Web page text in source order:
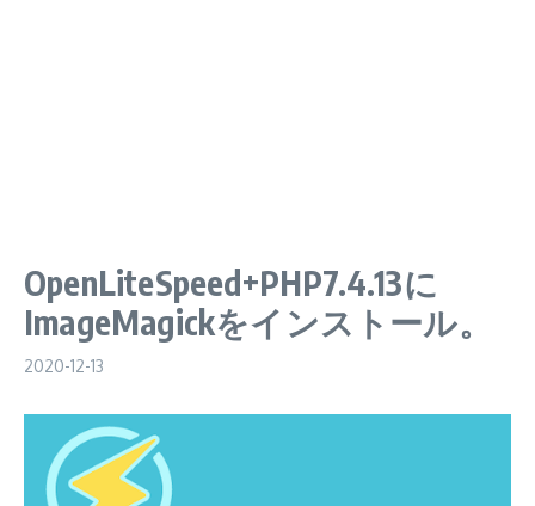
OpenLiteSpeed+PHP7.4.13に
ImageMagickをインストール。
2020-12-13